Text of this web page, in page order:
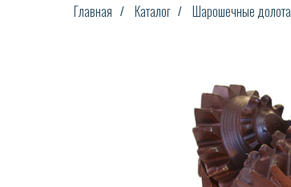
Главная / Каталог / Шарошечные долота